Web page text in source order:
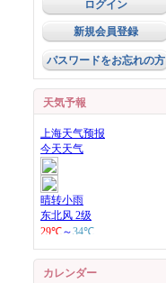
新規会員登録
パスワードをお忘れの方
天気予報
カレンダー